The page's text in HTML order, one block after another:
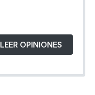
LEER OPINIONES